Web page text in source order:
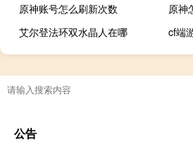
原神账号怎么刷新次数
原神
艾尔登法环双水晶人在哪
cf端
公告